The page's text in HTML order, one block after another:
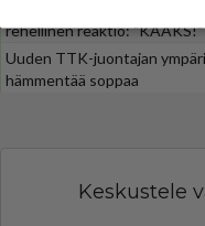
Iloyllätys! Maajussi-Kalle ja
rehellinen reaktio: "KÄÄKS!"
Uuden TTK-juontajan
hämmentää soppaa
Keskustele